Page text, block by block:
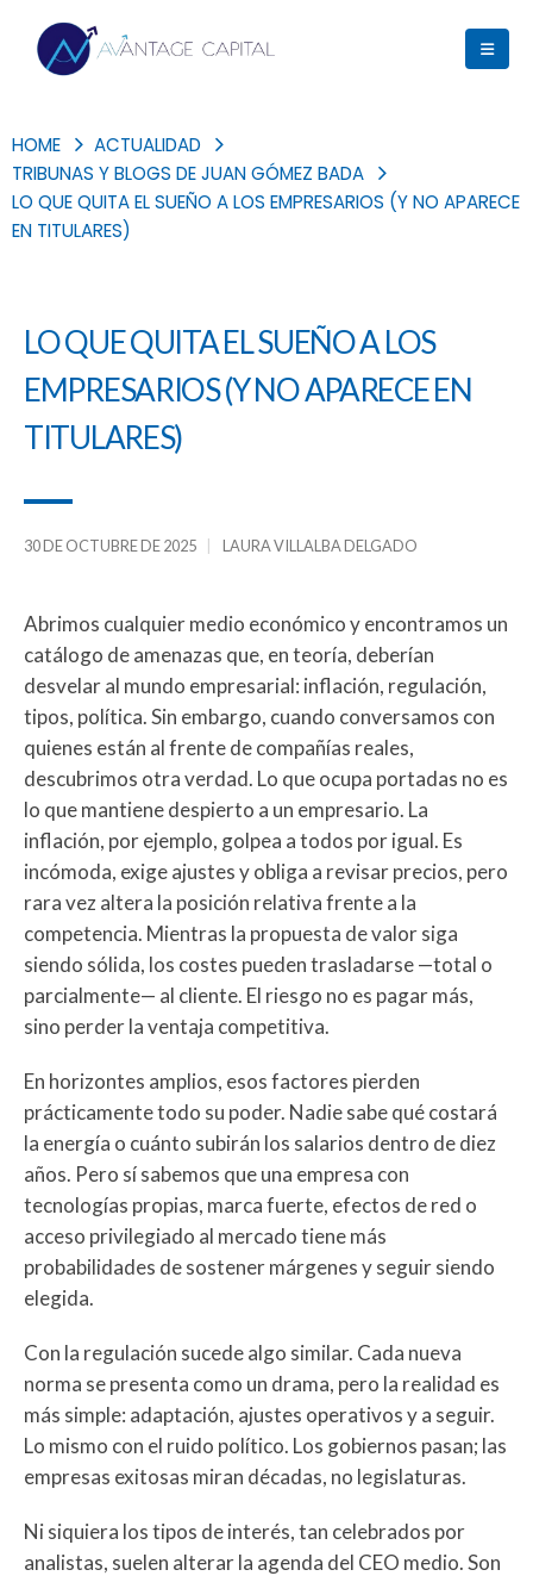
HOME
ACTUALIDAD
TRIBUNAS Y BLOGS DE JUAN GÓMEZ BADA
LO QUE QUITA EL SUEÑO A LOS EMPRESARIOS (Y NO APARECE
EN TITULARES)
LO QUE QUITA EL SUEÑO A LOS
EMPRESARIOS (Y NO APARECE EN
TITULARES)
30 DE OCTUBRE DE 2025 LAURA VILLALBA DELGADO
Abrimos cualquier medio económico y encontramos un
catálogo de amenazas que, en teoría, deberían
desvelar al mundo empresarial: inflación, regulación,
tipos, política. Sin embargo, cuando conversamos con
quienes están al frente de compañías reales,
descubrimos otra verdad. Lo que ocupa portadas no es
lo que mantiene despierto a un empresario. La
inflación, por ejemplo, golpea a todos por igual. Es
incómoda, exige ajustes y obliga a revisar precios, pero
rara vez altera la posición relativa frente a la
competencia. Mientras la propuesta de valor siga
siendo sólida, los costes pueden trasladarse —total o
parcialmente— al cliente. El riesgo no es pagar más,
sino perder la ventaja competitiva.
En horizontes amplios, esos factores pierden
prácticamente todo su poder. Nadie sabe qué costará
la energía o cuánto subirán los salarios dentro de diez
años. Pero sí sabemos que una empresa con
tecnologías propias, marca fuerte, efectos de red o
acceso privilegiado al mercado tiene más
probabilidades de sostener márgenes y seguir siendo
elegida.
Con la regulación sucede algo similar. Cada nueva
norma se presenta como un drama, pero la realidad es
más simple: adaptación, ajustes operativos y a seguir.
Lo mismo con el ruido político. Los gobiernos pasan; las
empresas exitosas miran décadas, no legislaturas.
Ni siquiera los tipos de interés, tan celebrados por
analistas, suelen alterar la agenda del CEO medio. Son